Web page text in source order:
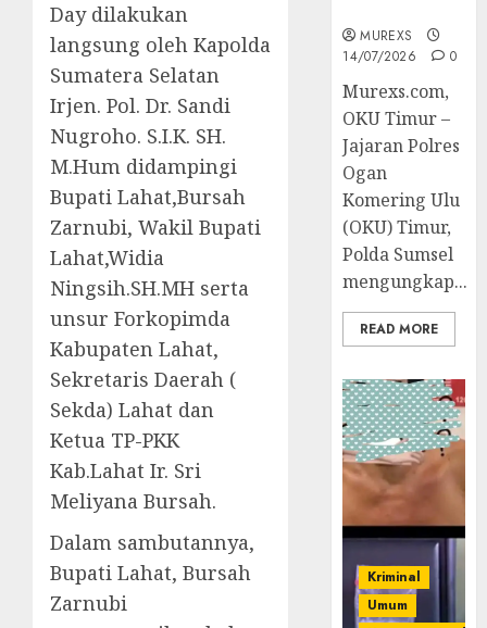
Day dilakukan
langsung oleh Kapolda
Sumatera Selatan
Irjen. Pol. Dr. Sandi
Nugroho. S.I.K. SH.
M.Hum didampingi
Bupati Lahat,Bursah
Zarnubi, Wakil Bupati
Lahat,Widia
Ningsih.SH.MH serta
unsur Forkopimda
Kabupaten Lahat,
Sekretaris Daerah (
Sekda) Lahat dan
Ketua TP-PKK
Kab.Lahat Ir. Sri
Meliyana Bursah.
Dalam sambutannya,
Bupati Lahat, Bursah
Zarnubi
MUREXS
14/07/2026
0
Murexs.com,
OKU Timur –
Jajaran Polres
Ogan
Komering Ulu
(OKU) Timur,
Polda Sumsel
mengungkap...
READ MORE
Kriminal
Umum